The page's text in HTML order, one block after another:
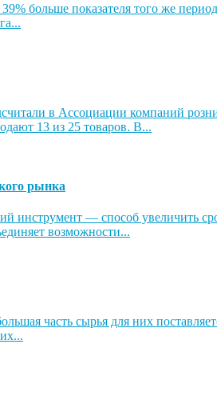
больше показателя того же
в Ассоциации компаний
13 из 25 товаров. В...
рынка
инструмент — способ увеличить
возможности...
часть сырья для них